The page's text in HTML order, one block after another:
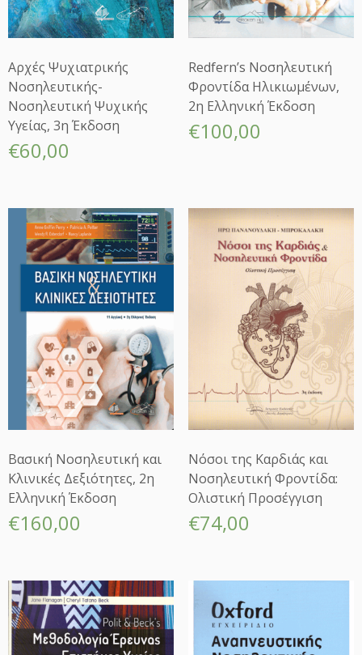
Αρχές Ψυχιατρικής
Νοσηλευτικής-
Νοσηλευτική Ψυχικής
Υγείας, 3η Έκδοση
€60,00
Redfern’s Νοσηλευτική
Φροντίδα Ηλικιωμένων,
2η Ελληνική Έκδοση
€100,00
Βασική Νοσηλευτική και
Κλινικές Δεξιότητες, 2η
Ελληνική Έκδοση
€160,00
Νόσοι της Καρδιάς και
Νοσηλευτική Φροντίδα:
Ολιστική Προσέγγιση
€74,00